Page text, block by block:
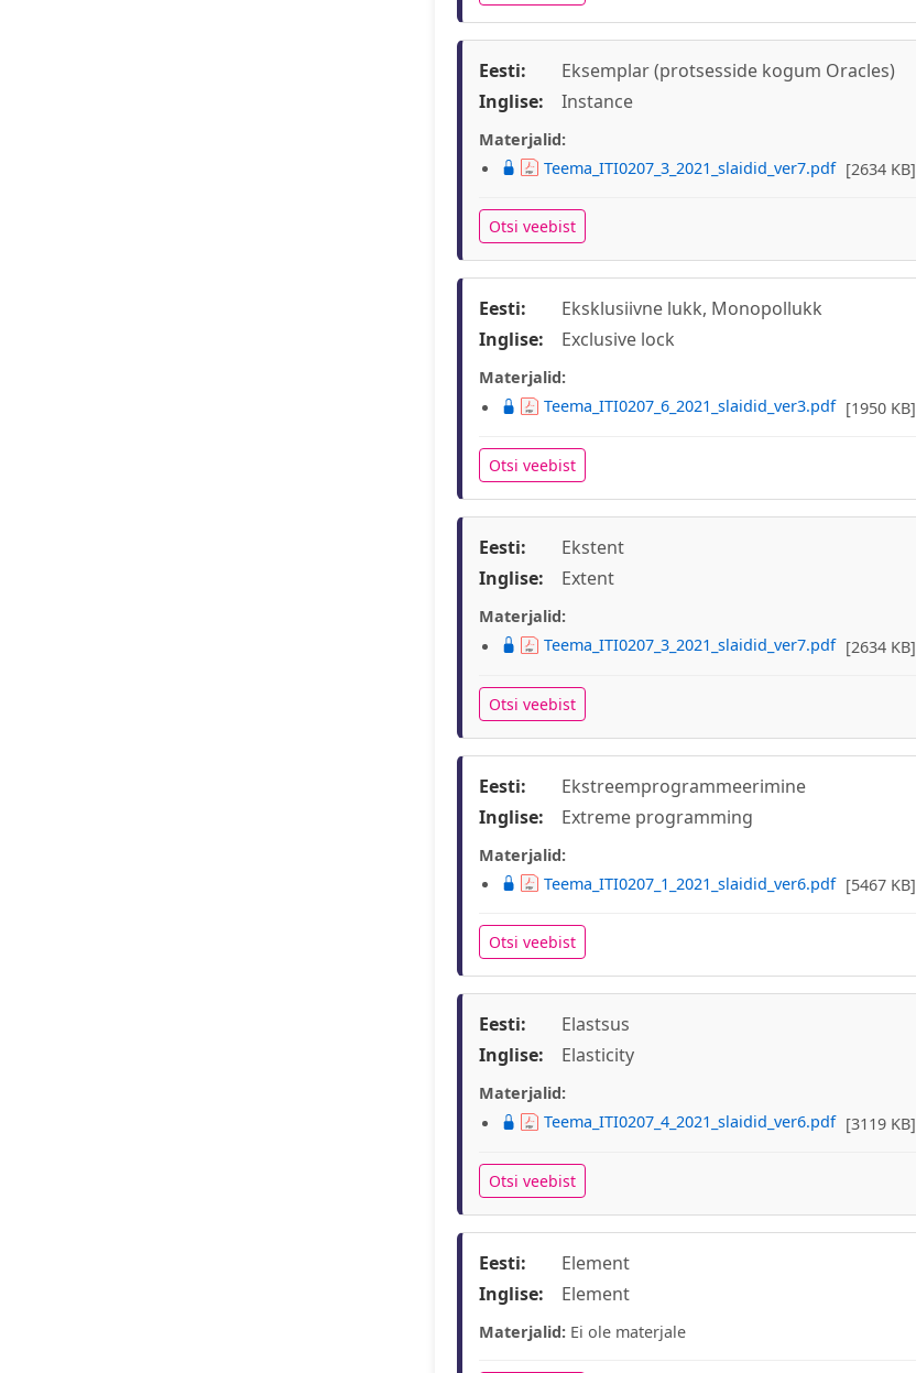
Eesti:
Eksemplar (protsesside kogum Oracles)
Inglise:
Instance
Materjalid:
Teema_ITI0207_3_2021_slaidid_ver7.pdf [2634 KB]
Otsi veebist
Eesti:
Eksklusiivne lukk, Monopollukk
Inglise:
Exclusive lock
Materjalid:
Teema_ITI0207_6_2021_slaidid_ver3.pdf [1950 KB]
Otsi veebist
Eesti:
Ekstent
Inglise:
Extent
Materjalid:
Teema_ITI0207_3_2021_slaidid_ver7.pdf [2634 KB]
Otsi veebist
Eesti:
Ekstreemprogrammeerimine
Inglise:
Extreme programming
Materjalid:
Teema_ITI0207_1_2021_slaidid_ver6.pdf [5467 KB]
Otsi veebist
Eesti:
Elastsus
Inglise:
Elasticity
Materjalid:
Teema_ITI0207_4_2021_slaidid_ver6.pdf [3119 KB]
Otsi veebist
Eesti:
Element
Inglise:
Element
Materjalid:Ei ole materjale